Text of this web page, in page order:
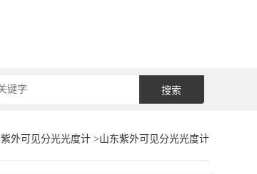
紫外可见分光光度计>山东紫外可见分光光度计